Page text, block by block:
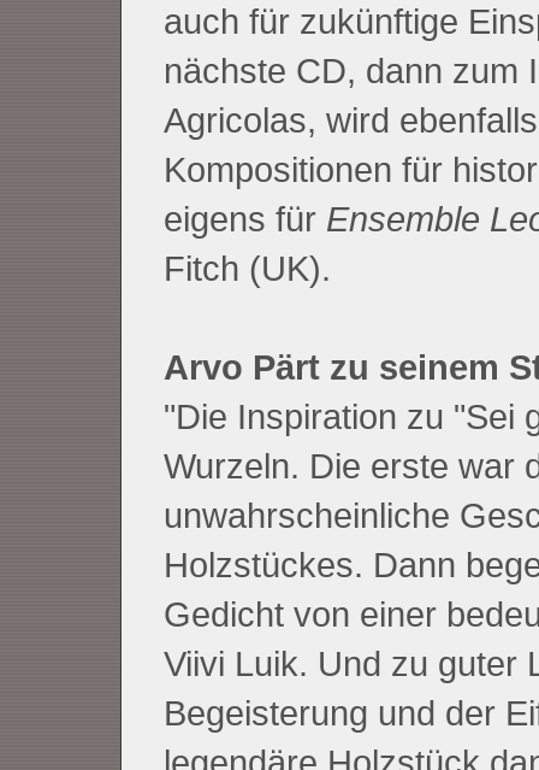
auch für zukünftige
nächste CD, dann zum
Agricolas, wird
Kompositionen für
eigens für Ensemble
Fitch (UK).
Arvo Pärt zu seinem
"Die Inspiration zu "Sei
Wurzeln. Die erste war
unwahrscheinliche
Holzstückes. Dann
Gedicht von einer
Viivi Luik. Und zu guter
Begeisterung und der